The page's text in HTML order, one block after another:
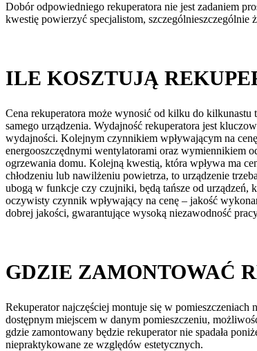
Dobór odpowiedniego rekuperatora nie jest zadaniem
kwestię powierzyć specjalistom,
ILE KOSZTUJĄ
Cena rekuperatora może wynosić od kilku do
samego urządzenia. Wydajność rekuperatora jest
wydajności. Kolejnym czynnikiem wpływającym na
energooszczędnymi wentylatorami oraz wymiennikiem
ogrzewania domu. Kolejną kwestią, która wpływa ma
chłodzeniu lub nawilżeniu powietrza, to urządzenie
ubogą w funkcje czy czujniki, będą tańsze od urządzeń,
oczywisty czynnik wpływający na cenę – jakość
dobrej jakości, gwarantujące wysoką niezawodność
GDZIE ZAMONTOWAĆ
Rekuperator najczęściej montuje się w
dostępnym miejscem w danym pomieszczeniu,
gdzie zamontowany będzie rekuperator nie spadała
niepraktykowane ze względów estetycznych.